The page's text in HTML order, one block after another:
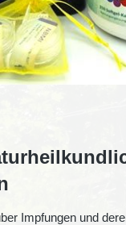
Impfungen und